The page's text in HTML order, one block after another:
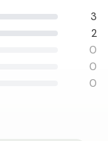
3
2
0
0
0